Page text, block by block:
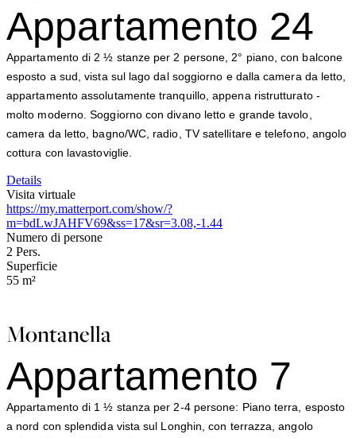
Appartamento 24
Appartamento di 2 ½ stanze per 2 persone, 2° piano, con balcone
esposto a sud, vista sul lago dal soggiorno e dalla camera da letto,
appartamento assolutamente tranquillo, appena ristrutturato -
molto moderno. Soggiorno con divano letto e grande tavolo,
camera da letto, bagno/WC, radio, TV satellitare e telefono, angolo
cottura con lavastoviglie.
Details
Visita virtuale
https://my.matterport.com/show/?
m=bdLwJAHFV69&ss=17&sr=3.08,-1.44
Numero di persone
2 Pers.
Superficie
55 m²
Montanella
Appartamento 7
Appartamento di 1 ½ stanza per 2-4 persone: Piano terra, esposto
a nord con splendida vista sul Longhin, con terrazza, angolo